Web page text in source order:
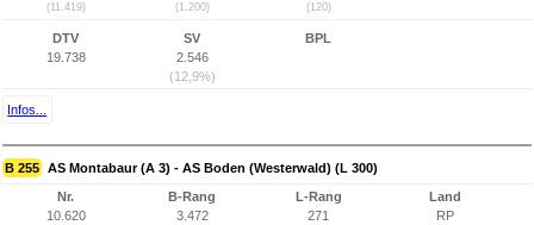
(11.419) (1.200) (120)
DTV
19.738
SV
2.546
(12,9%)
BPL
Infos...
B 255 AS Montabaur (A 3) - AS Boden (Westerwald) (L 300)
Nr.
10.620
B-Rang
3.472
L-Rang
271
Land
RP